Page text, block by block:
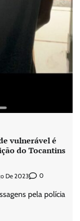
vulnerável é
do Tocantins
De 2023 0
pela polícia